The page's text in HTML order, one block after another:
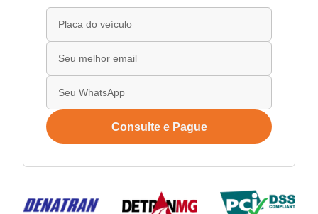
Consulte e Pague